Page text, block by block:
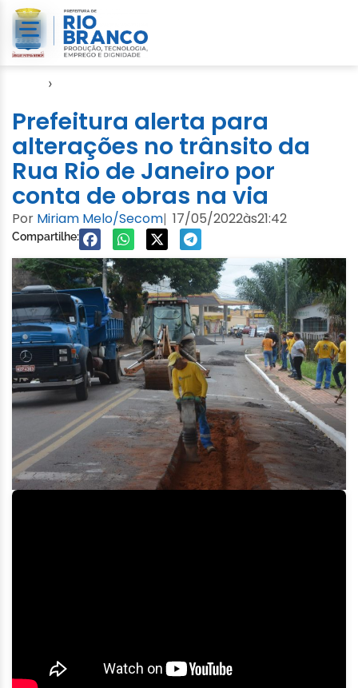
›
Prefeitura alerta para
alterações no trânsito da
Rua Rio de Janeiro por
conta de obras na via
Por Miriam Melo/Secom| 17/05/2022às21:42
Compartilhe: